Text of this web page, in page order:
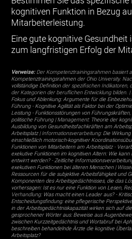
kognitiven Funktion in Bezug
Mitarbeiterleistung.
Eine gute kognitive Gesundheit
zum langfristigen Erfolg der
Verweise:Der Kompetenztrainingsrahmen basiert
Kompetenztrainingsrahmender Ohio University.
vollständige Definitionder spezifischen Indikatoren,
der Kategorien der beruflichen Entwicklung bilden. |
Fokus und Ablenkung: Argumente für die
Führung- Kognitive Agilität als Faktor bei der
Leistung- Funktionsstörungen von
politische Führung| Management: Theorie der
Ausbildung von Gesundheitsfachkräften am
Arbeitsplatz| Informationsverarbeitung: Die
einschließlich motorisch-kognitiver
Funktionen von Mitarbeitern am Arbeitsplatz-
exekutive Funktionen im kognitiven Altern: Wie
entwirrt werden?-Zeitliche
exekutiven Funktionen bei älteren Menschen|
Ressourcen für die subjektive Arbeitsfähigkeit und
Komponenten des Arbeitsgedächtnisses, die das
vorhersagen: Ist es nur eine Funktion von Lesen,
Verhandlung: Was macht einen Leader aus?-
Entscheidungsfindung: eine pflegerische Perspektive
in der Arbeitsgedächtniskapazität wirken sich auf
gesprochener Wörter aus: Beweise aus
zwischen Kurzzeitgedächtnis und Wortabruf bei
beschreiben behandelnde Ärzte die kognitive
Arbeitsplatz?